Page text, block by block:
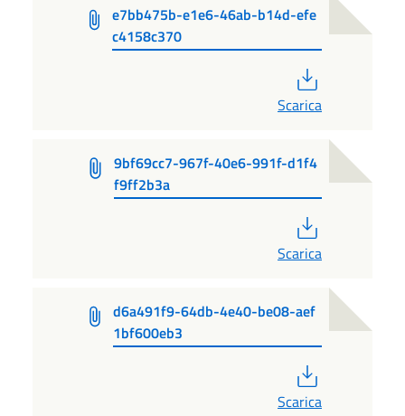
e7bb475b-e1e6-46ab-b14d-efe
c4158c370
Scarica
9bf69cc7-967f-40e6-991f-d1f4
f9ff2b3a
Scarica
d6a491f9-64db-4e40-be08-aef
1bf600eb3
Scarica